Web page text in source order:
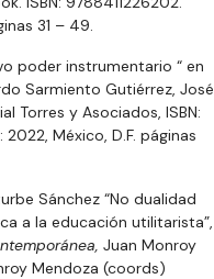
31 – 49.
poder instrumentario “ en
Sarmiento Gutiérrez, José
Torres y Asociados, ISBN:
México, D.F. páginas
Sánchez “No dualidad
a la educación utilitarista”,
Juan Monroy
Mendoza (coords)